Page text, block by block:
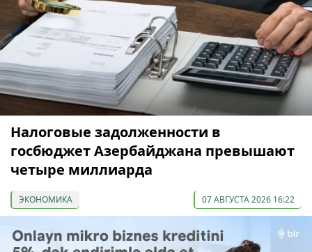
Налоговые задолженности в
госбюджет Азербайджана превышают
четыре миллиарда
ЭКОНОМИКА 07 АВГУСТА 2026 16:22